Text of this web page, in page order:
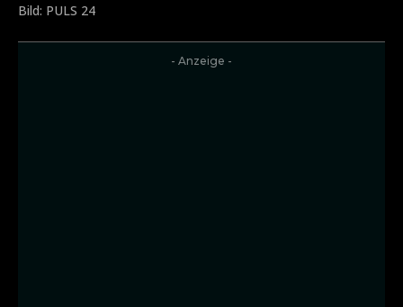
Bild: PULS 24
- Anzeige -